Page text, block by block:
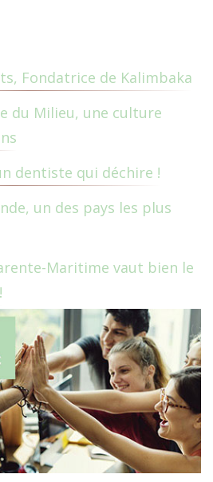
Fondatrice de Kalimbaka
du Milieu, une culture
dentiste qui déchire !
un des pays les plus
Maritime vaut bien le